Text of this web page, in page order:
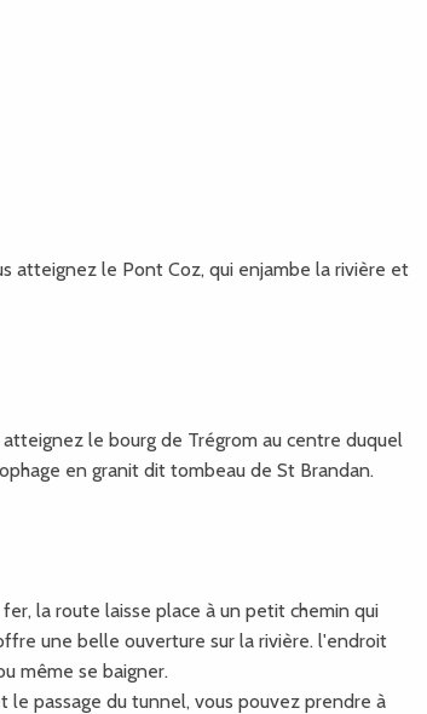
atteignez le Pont Coz, qui enjambe la rivière et
le bourg de Trégrom au centre duquel
en granit dit tombeau de St Brandan.
la route laisse place à un petit chemin qui
une belle ouverture sur la rivière. l'endroit
même se baigner.
passage du tunnel, vous pouvez prendre à